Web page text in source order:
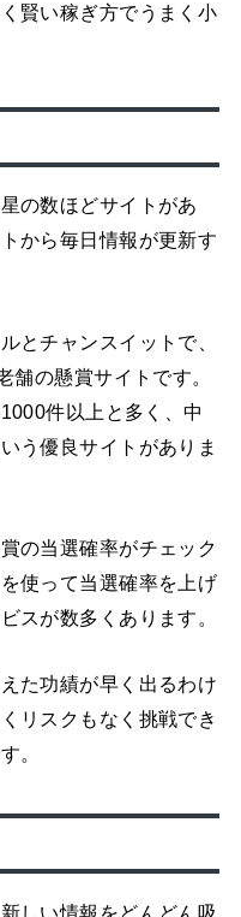
賢い稼ぎ方でうまく小
の数ほどサイトがあ
から毎日情報が更新す
とチャンスイットで、
舗の懸賞サイトです。
件以上と多く、中
う優良サイトがありま
の当選確率がチェック
使って当選確率を上げ
スが数多くあります。
た功績が早く出るわけ
リスクもなく挑戦でき
。
しい情報をどんどん吸